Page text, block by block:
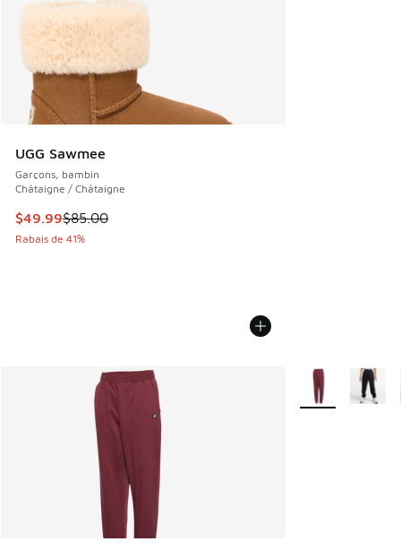
UGG Sawmee
Garçons, bambin
Châtaigne / Châtaigne
Cet article est en solde. Le prix est passé de $85.00 à
$49.99$85.00
Rabais de 41%
Plus de couleurs